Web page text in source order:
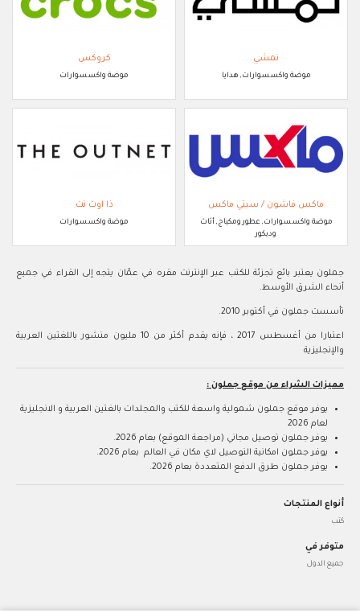
نمشي
موضة واكسسوارات, هدايا
كروكس
موضة واكسسوارات
ماكس فاشون / سيتي ماكس
موضة واكسسوارات, عطور ومكياج, أثاث
وديكور
ذا اوت نت
موضة واكسسوارات
جملون يعتبر بائع تجزئة للكتب عبر الإنترنت مقره في عمّان يتجه إلى القراء في جميع
أنحاء الشرق الأوسط.
تأسست جملون في أكتوبر 2010.
اعتبارا من أغسطس 2017 ، فإنه يقدم أكثر من 10 مليون منشور باللغتين العربية
والإنجليزية
مميزات الشراء من موقع جملون :
يوفر موقع جملون شمولية واسعة للكتب والمجلدات بالغتين العربية و الانجليزية
لعام 2026
يوفر جملون توصيل مجاني (مراجعة الموقع) بعام 2026.
يوفر جملون امكانية النوصيل لاي مكان في العالم بعام 2026.
يوفر جملون طرق الدفع المتعددة بعام 2026.
أنواع المنتجات
كتب
متوفر في
جميع الدول